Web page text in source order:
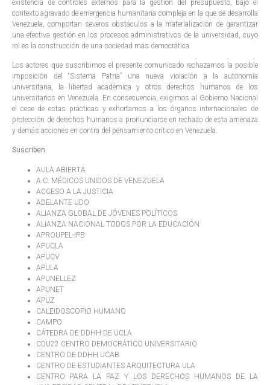
existencia de controles externos para la gestión del presupuesto, bajo el
contexto agravado de emergencia humanitaria compleja en la que se desarrolla
Venezuela, comportan severos obstáculos a la materialización de garantizar
una efectiva gestión en los procesos administrativos de la universidad, cuyo
rol es la construcción de una sociedad más democrática.
Los actores que suscribimos el presente comunicado rechazamos la posible
imposición del “Sistema Patria” una nueva violación a la autonomía
universitaria, la libertad académica y otros derechos humanos de los
universitarios en Venezuela. En consecuencia, exigimos al Gobierno Nacional
el cese de estas prácticas y exhortamos a los órganos internacionales de
protección de derechos humanos a pronunciarse en rechazo de esta amenaza
y demás acciones en contra del pensamiento crítico en Venezuela.
Suscriben
AULA ABIERTA
A.C. MÉDICOS UNIDOS DE VENEZUELA
ACCESO A LA JUSTICIA
ADELANTE UDO
ALIANZA GLOBAL DE JÓVENES POLÍTICOS
ALIANZA NACIONAL TODOS POR LA EDUCACIÓN
APROUPEL-IPB
APUCLA
APUCV
APULA
APUNELLEZ
APUNET
APUZ
CALEIDOSCOPIO HUMANO
CAMPO
CÁTEDRA DE DDHH DE UCLA
CDU22 CENTRO DEMOCRÁTICO UNIVERSITARIO
CENTRO DE DDHH UCAB
CENTRO DE ESTUDIANTES ARQUITECTURA ULA
CENTRO PARA LA PAZ Y LOS DERECHOS HUMANOS DE LA